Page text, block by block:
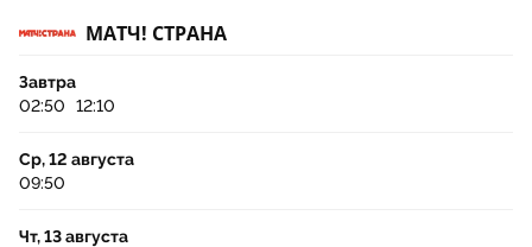
МАТЧ! СТРАНА
Завтра
02:50
12:10
Ср, 12 августа
09:50
Чт, 13 августа